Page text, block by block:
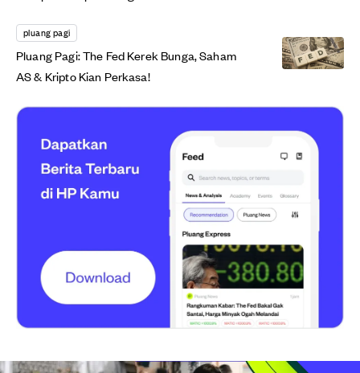
pluang pagi
Pluang Pagi: The Fed Kerek Bunga, Saham
AS & Kripto Kian Perkasa!